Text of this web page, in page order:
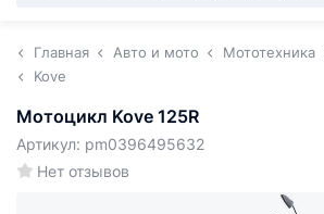
Главная Авто и мото Мототехника
Kove
Мотоцикл Kove 125R
Нет отзывов
Артикул: pm0396495632